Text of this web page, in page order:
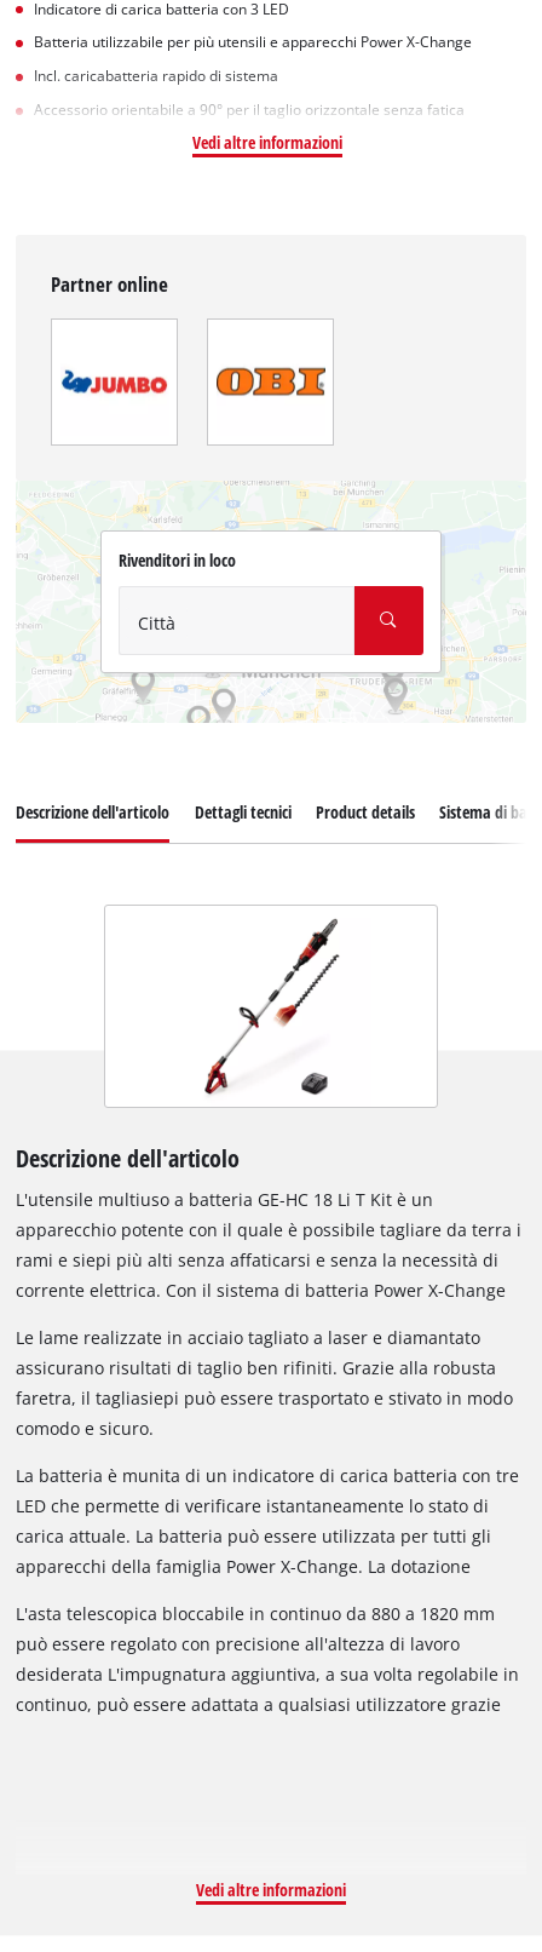
Indicatore di carica batteria con 3 LED
Batteria utilizzabile per più utensili e apparecchi Power X-Change
Incl. caricabatteria rapido di sistema
Accessorio orientabile a 90° per il taglio orizzontale senza fatica
Vedi altre informazioni
Partner online
Rivenditori in loco
Città
Descrizione dell'articolo Dettagli tecnici Product details Sistema di
Descrizione dell'articolo
L'utensile multiuso a batteria GE-HC 18 Li T Kit è un
apparecchio potente con il quale è possibile tagliare da terra i
rami e siepi più alti senza affaticarsi e senza la necessità di
corrente elettrica. Con il sistema di batteria Power X-Change
18 V e 3,0 Ah per interventi di lavoro di lunga durata. Gli
ingranaggi di metallo con elevata vita utile, la lama di qualità
e la catena marchio OREGON assicurano risultati di taglio
puliti e regolari. L'accessorio girevole di 90° consente di
eseguire tagli orizzontali senza il minimo sforzo. L'artiglio
impedisce che l'attrezzo scivoli durante l'operazione di taglio.
La lubrificazione automatica della catena tramite il serbatoio
dell'olio garantisce la lubrificazione necessaria alla catena
sostituita senza utensili grazie al pratico tendicatena. Un
perno ferma catena impedisce in modo affidabile
l'involontario scivolamento della catena dalla lama.
Le lame realizzate in acciaio tagliato a laser e diamantato
assicurano risultati di taglio ben rifiniti. Grazie alla robusta
faretra, il tagliasiepi può essere trasportato e stivato in modo
comodo e sicuro.
La batteria è munita di un indicatore di carica batteria con tre
LED che permette di verificare istantaneamente lo stato di
carica attuale. La batteria può essere utilizzata per tutti gli
apparecchi della famiglia Power X-Change. La dotazione
possibile ricaricare la batteria completamente nell'arco di 1
ora.
L'asta telescopica bloccabile in continuo da 880 a 1820 mm
può essere regolato con precisione all'altezza di lavoro
desiderata L'impugnatura aggiuntiva, a sua volta regolabile in
continuo, può essere adattata a qualsiasi utilizzatore grazie
Vedi altre informazioni